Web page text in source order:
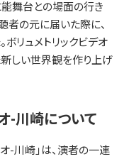
能舞台との場面の行き
者の元に届いた際に、
リュメトリックビデオ
しい世界観を作り上げ
-川崎について
-川崎」は、演者の一連